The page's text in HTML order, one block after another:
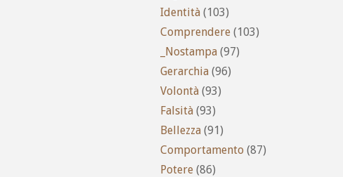
Identità (103)
Comprendere (103)
_Nostampa (97)
Gerarchia (96)
Volontà (93)
Falsità (93)
Bellezza (91)
Comportamento (87)
Potere (86)